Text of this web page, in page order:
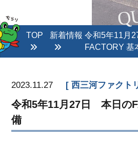
TOP 新着情報 令和5年11月
FACTORY 基
2023.11.27 西三河ファクト
令和5年11月27日 本日の
備